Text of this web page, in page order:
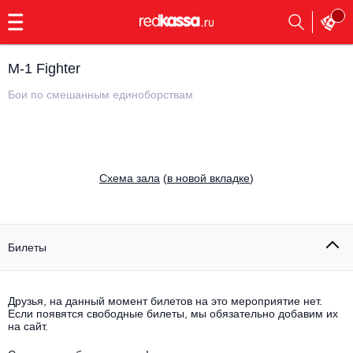
Выбрать другой город
23:00
Заказать
обратный
Rap, hip-hop, RnB
Концерты на теплоходе
Все события
Опера
Все события
M-1 Fighter
Бои по смешанным единоборствам
Cхема зала (в новой вкладке)
Билеты
Друзья, на данный момент билетов на это мероприятие нет.
Если появятся свободные билеты, мы обязательно добавим их
на сайт.